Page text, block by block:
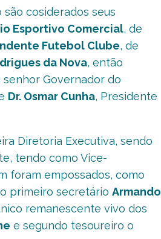
cosiderados seus
Esportivo Comercial, de
Futebol Clube, de
da Nova, então
Governador do
Dr. Osmar Cunha, Presidente
Diretoria Executiva, sendo
tendo como Vice-
foram empossados, como
primeiro secretário Armando
remanescente vivo dos
e segundo tesoureiro o